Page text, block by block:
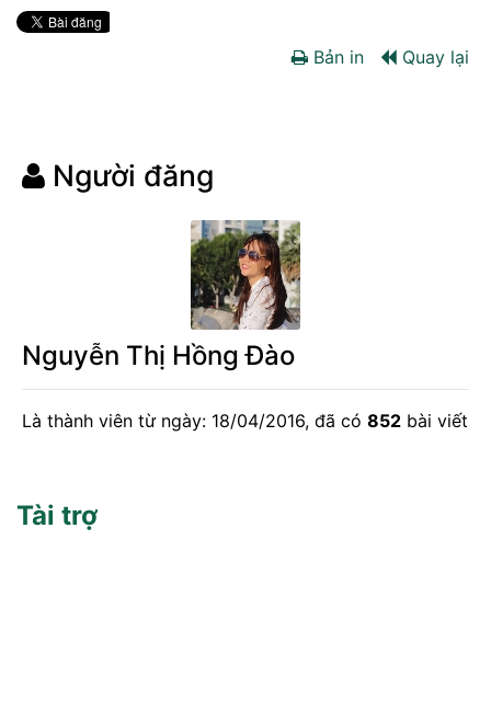
Bản in Quay lại
Người đăng
Nguyễn Thị Hồng Đào
Là thành viên từ ngày: 18/04/2016, đã có 852 bài viết
Tài trợ